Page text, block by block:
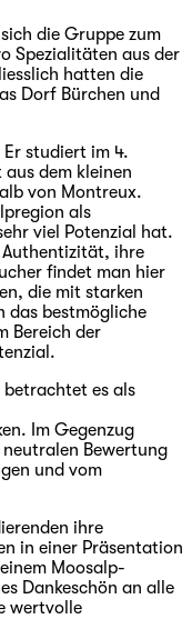
die Gruppe zum
Spezialitäten aus der
hatten die
Dorf Bürchen und
studiert im 4.
dem kleinen
von Montreux.
als
viel Potenzial hat.
Authentizität, ihre
findet man hier
die mit starken
das bestmögliche
Bereich der
es als
Im Gegenzug
Bewertung
und vom
ihre
in einer Präsentation
Moosalp-
Dankeschön an alle
wertvolle